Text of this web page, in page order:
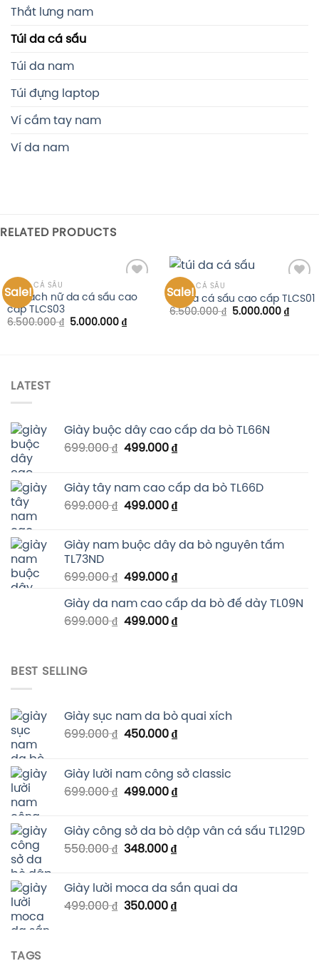
Thắt lưng nam
Túi da cá sấu
Túi da nam
Túi đựng laptop
Ví cầm tay nam
Ví da nam
RELATED PRODUCTS
Sale!
wishlist
TÚI DA CÁ SẤU
Túi xách nữ da cá sấu cao
cấp TLCS03
6.500.000₫ 5.000.000 ₫
Sale!
wishlist
TÚI DA CÁ SẤU
Túi da cá sấu cao cấp TLCS01
6.500.000₫ 5.000.000 ₫
LATEST
Giày buộc dây cao cấp da bò TL66N
699.000₫ 499.000₫
Giày tây nam cao cấp da bò TL66D
699.000₫ 499.000₫
Giày nam buộc dây da bò nguyên tấm
TL73ND
699.000₫ 499.000₫
Giày da nam cao cấp da bò đế dày TL09N
699.000₫ 499.000₫
BEST SELLING
Giày sục nam da bò quai xích
699.000₫ 450.000₫
Giày lười nam công sở classic
699.000₫ 499.000₫
Giày công sở da bò dập vân cá sấu TL129D
550.000₫ 348.000₫
Giày lười moca da sần quai da
499.000₫ 350.000₫
TAGS